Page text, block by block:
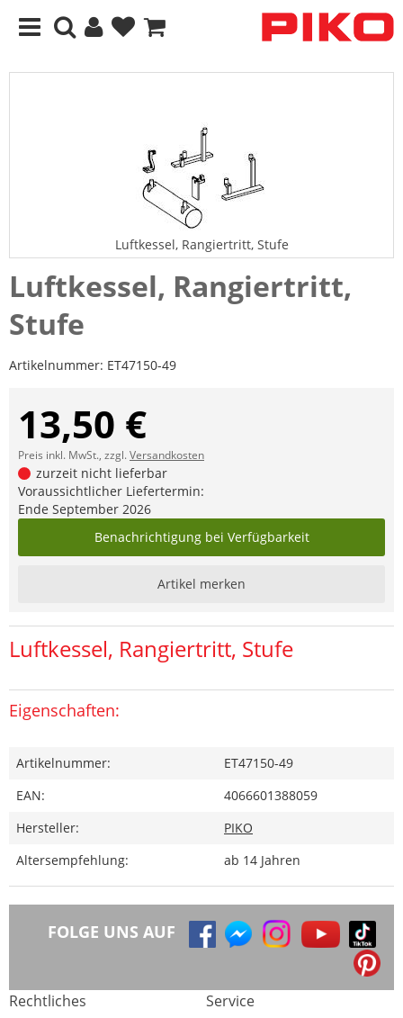
Luftkessel, Rangiertritt, Stufe
Luftkessel, Rangiertritt,
Stufe
Artikelnummer: ET47150-49
13,50 €
Preis inkl. MwSt., zzgl.Versandkosten
zurzeit nicht lieferbar
Voraussichtlicher Liefertermin:
Ende September 2026
Benachrichtigung bei Verfügbarkeit
Artikel merken
Luftkessel, Rangiertritt, Stufe
Eigenschaften:
Artikelnummer:
ET47150-49
EAN:
4066601388059
Hersteller:
PIKO
Altersempfehlung:
ab 14 Jahren
FOLGE UNS AUF
Rechtliches Service